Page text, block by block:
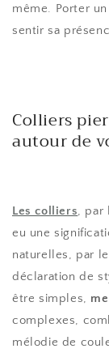
même. Porter
sentir sa
Colliers
autour de
Les colliers, par
eu une
naturelles, par
déclaration de
être simples,
complexes,
mélodie de